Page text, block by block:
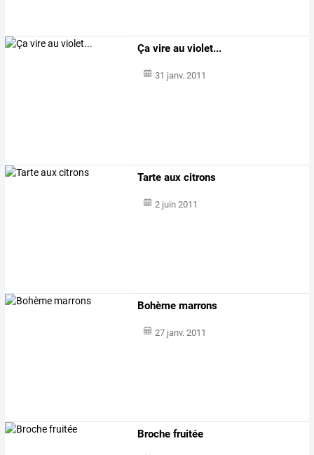
Ça vire au violet...
31 janv. 2011
Tarte aux citrons
2 juin 2011
Bohème marrons
27 janv. 2011
Broche fruitée